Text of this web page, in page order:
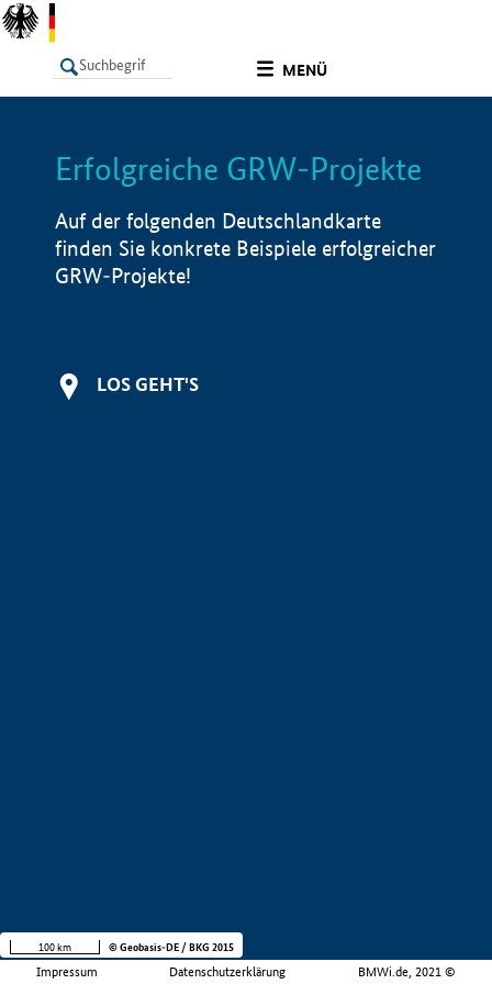
MENÜ
LISTE Info
Erfolgreiche GRW-Projekte
Auf der folgenden Deutschlandkarte
finden Sie konkrete Beispiele erfolgreicher
GRW-Projekte!
LOS GEHT'S
Impressum Datenschutzerklärung BMWi.de, 2021 ©
100 km © Geobasis-DE / BKG 2015